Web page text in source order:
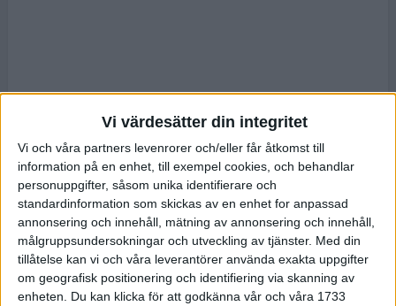
Vi värdesätter din integritet
Vi och våra partners levenrorer och/eller får åtkomst till
information på en enhet, till exempel cookies, och behandlar
personuppgifter, såsom unika identifierare och
standardinformation som skickas av en enhet for anpassad
annonsering och innehåll, mätning av annonsering och innehåll,
målgruppsundersokningar och utveckling av tjänster. Med din
tillåtelse kan vi och våra leverantörer använda exakta uppgifter
om geografisk positionering och identifiering via skanning av
enheten. Du kan klicka för att godkänna vår och våra 1733